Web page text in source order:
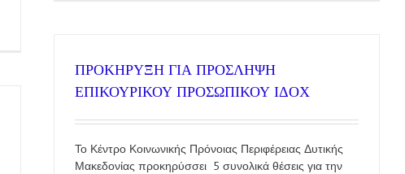
ΠΡΟΚΗΡΥΞΗ ΓΙΑ ΠΡΟΣΛΗΨΗ
ΕΠΙΚΟΥΡΙΚΟΥ ΠΡΟΣΩΠΙΚΟΥ ΙΔΟΧ
Το Κέντρο Κοινωνικής Πρόνοιας Περιφέρειας Δυτικής
Μακεδονίας προκηρύσσει 5 συνολικά θέσεις για την